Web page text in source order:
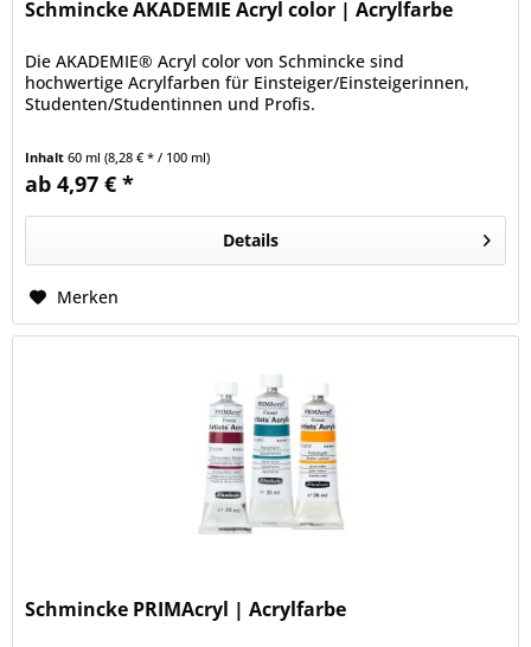
Schmincke AKADEMIE Acryl color | Acrylfarbe
Die AKADEMIE® Acryl color von Schmincke sind
hochwertige Acrylfarben für Einsteiger/Einsteigerinnen,
Studenten/Studentinnen und Profis.
Inhalt60 ml(8,28 € * / 100 ml)
ab 4,97 € *
Details
Merken
Schmincke PRIMAcryl | Acrylfarbe